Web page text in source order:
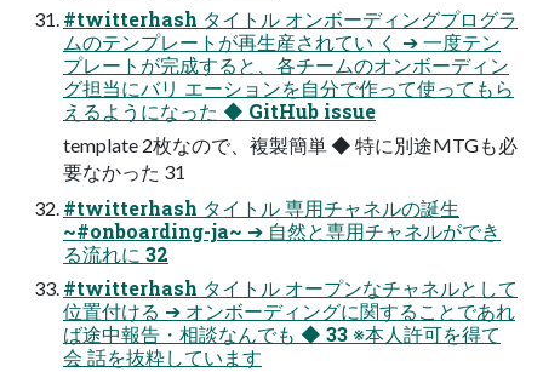
#twitterhash タイトル オンボーディングプログラ
ムのテンプレートが再生産されてい く ➔ 一度テン
プレートが完成すると、各チームのオンボーディン
グ担当にバリ エーションを自分で作って使ってもら
えるようになった ◆ GitHub issue
template 2枚なので、複製簡単 ◆ 特に別途MTGも必
要なかった 31
#twitterhash タイトル 専用チャネルの誕生
~#onboarding-ja~ ➔ 自然と専用チャネルができ
る流れに 32
#twitterhash タイトル オープンなチャネルとして
位置付ける ➔ オンボーディングに関することであれ
ば途中報告・相談なんでも ◆ 33 ※本人許可を得て
会 話を抜粋しています